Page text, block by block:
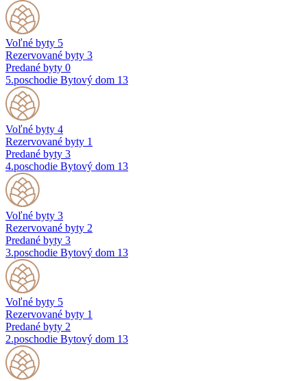
Voľné byty 5
Rezervované byty 3
Predané byty 0
5.poschodie Bytový dom 13
Voľné byty 4
Rezervované byty 1
Predané byty 3
4.poschodie Bytový dom 13
Voľné byty 3
Rezervované byty 2
Predané byty 3
3.poschodie Bytový dom 13
Voľné byty 5
Rezervované byty 1
Predané byty 2
2.poschodie Bytový dom 13